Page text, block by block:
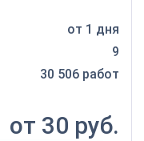
от 1 дня
9
30 506 работ
от 30 руб.